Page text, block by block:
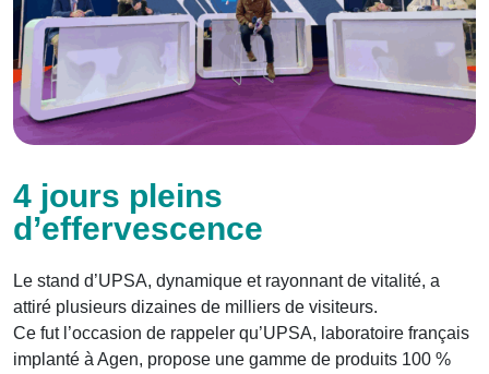
4 jours pleins
d’effervescence
Le stand d’UPSA, dynamique et rayonnant de vitalité, a
attiré plusieurs dizaines de milliers de visiteurs.
Ce fut l’occasion de rappeler qu’UPSA, laboratoire français
implanté à Agen, propose une gamme de produits 100 %